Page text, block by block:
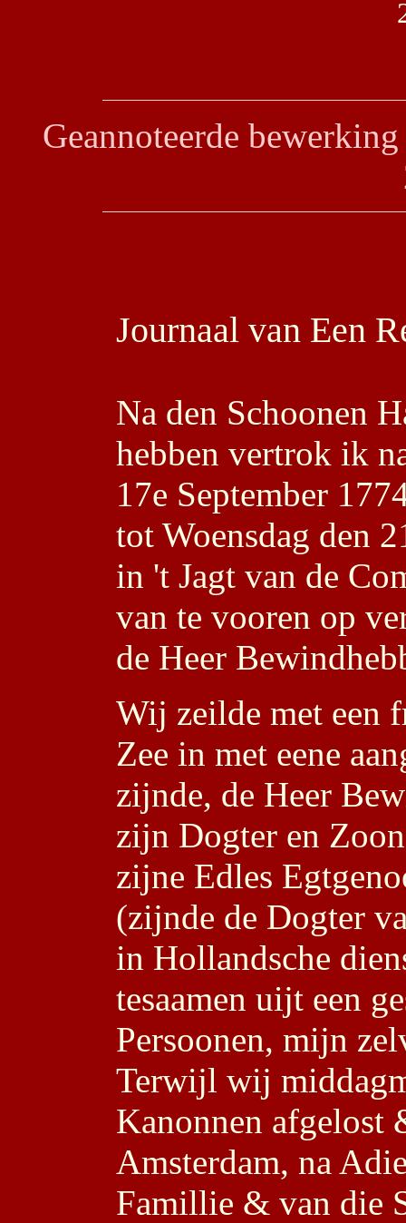
Geannoteerde
Journaal van Een
Na den Schoonen
hebben vertrok ik
17e September
tot Woensdag den
in 't Jagt van de
van te vooren op
de Heer
Wij zeilde met een
Zee in met eene
zijnde, de Heer
zijn Dogter en
zijne Edles
(zijnde de Dogter
in Hollandsche
tesaamen uijt een
Persoonen, mijn
Terwijl wij
Kanonnen afgelost
Amsterdam, na
Famillie & van die